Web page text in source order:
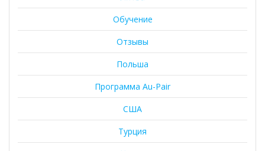
Обучение
Отзывы
Польша
Программа Au-Pair
США
Турция